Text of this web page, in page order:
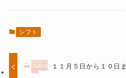
シフト
１１月５日から１０日